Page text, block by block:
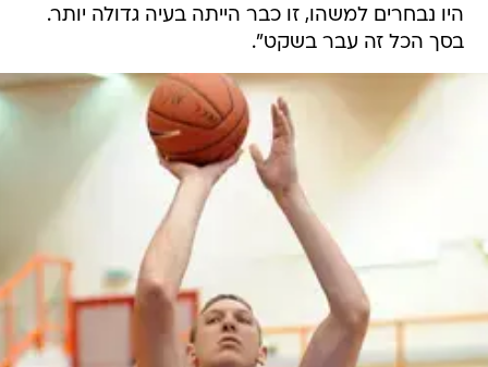
היו נבחרים למשהו, זו כבר הייתה בעיה גדולה יותר.
בסך הכל זה עבר בשקט".